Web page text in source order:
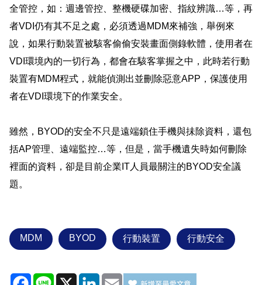
全管控，如：週邊管控、整機硬碟加密、指紋辨識…等，再
者VDI 仍有其不足之處，必須透過 MDM來補強，舉例來
說，如果行動裝置被駭客偷偷安裝畫面側錄軟體，使用者在
VDI 環境內的一切行為，都會在駭客掌握之中，此時若行動
裝置有MDM程式，就能偵測出並刪除惡意APP ，保護使用
者在VDI 環境下的作業安全。
雖然， BYOD的安全不只是遠端鎖住手機與抺除資料，還包
括AP管理、遠端監控…等，但是，當手機遺失時如何刪除
裡面的資料，卻是目前企業 IT人員最關注的BYOD安全議
題。
MDM BYOD 行動裝置 行動安全
Facebook
Line X LinkedIn
Email